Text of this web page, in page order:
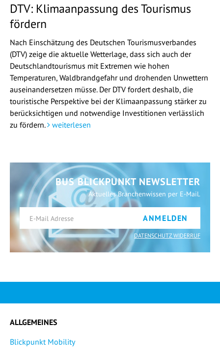
DTV: Klimaanpassung des Tourismus
fördern
Nach Einschätzung des Deutschen Tourismusverbandes
(DTV) zeige die aktuelle Wetterlage, dass sich auch der
Deutschlandtourismus mit Extremen wie hohen
Temperaturen, Waldbrandgefahr und drohenden Unwettern
auseinandersetzen müsse. Der DTV fordert deshalb, die
touristische Perspektive bei der Klimaanpassung stärker zu
berücksichtigen und notwendige Investitionen verlässlich
zu fördern.
weiterlesen
BUS BLICKPUNKT NEWSLETTER
Aktuelles Branchenwissen per E-Mail.
ANMELDEN
DATENSCHUTZ WIDERRUF
ALLGEMEINES
Blickpunkt Mobility